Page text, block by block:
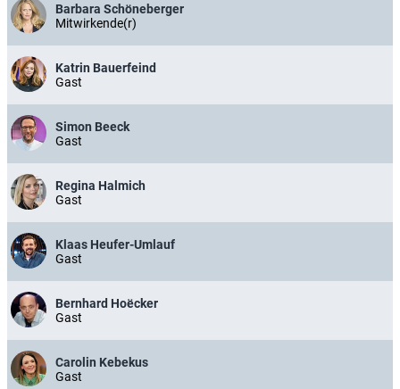
Barbara Schöneberger
Mitwirkende(r)
Katrin Bauerfeind
Gast
Simon Beeck
Gast
Regina Halmich
Gast
Klaas Heufer-Umlauf
Gast
Bernhard Hoëcker
Gast
Carolin Kebekus
Gast